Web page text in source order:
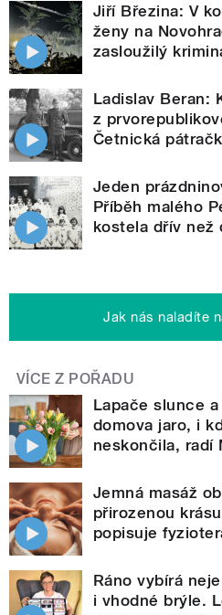
Jiří Březina: V
ženy na
zasloužilý
Ladislav Beran:
z
Četnická
Jeden
Příběh malého
kostela dřív než
Jak nás naladíte
VÍCE Z POŘADU
Lapače slunce
domova jaro, i
neskončila, radí
Jemná masáž
přirozenou
popisuje
Ráno vybírá
i vhodné brýle.